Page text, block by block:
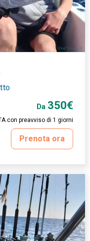
Da 350€
con preavviso di 1 giorni
Prenota ora